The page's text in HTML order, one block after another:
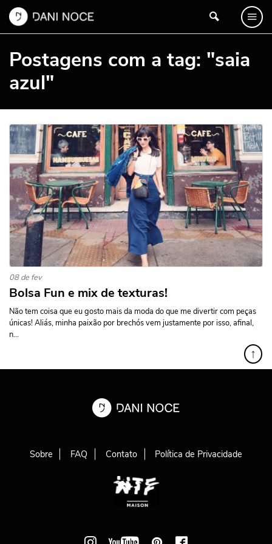
Postagens com a tag: "saia
azul"
08 de fev
Bolsa Fun e mix de texturas!
Não tem coisa que eu gosto mais da moda do que me divertir com peças
únicas! Aliás, minha paixão por brechós vem justamente por isso, afinal,
n...
↑
Sobre FAQ Contato Política de Privacidade